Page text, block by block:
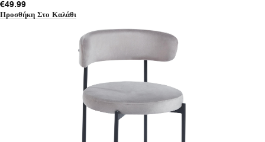
€49.99
Προσθήκη Στο Καλάθι